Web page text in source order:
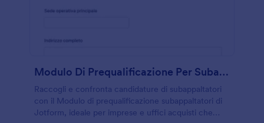
Modulo Di Prequalificazione Per Subappaltatori
Raccogli e confronta candidature di subappaltatori
con il Modulo di prequalificazione subappaltatori di
Jotform, ideale per imprese e uffici acquisti che